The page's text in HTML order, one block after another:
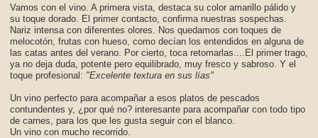
Vamos con el vino. A primera vista, destaca su color amarillo pálido y
su toque dorado. El primer contacto, confirma nuestras sospechas.
Nariz intensa con diferentes olores. Nos quedamos con toques de
melocotón, frutas con hueso, como decían los entendidos en alguna de
las catas antes del verano. Por cierto, toca retomarlas....El primer trago,
ya no deja duda, potente pero equilibrado, muy fresco y sabroso. Y el
toque profesional: "Excelente textura en sus lías"
Un vino perfecto para acompañar a esos platos de pescados
contundentes y, ¿por qué no? interesante para acompañar con todo tipo
de carnes, para los que les gusta seguir con el blanco.
Un vino con mucho recorrido.